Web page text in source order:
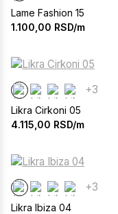
Lame Fashion 15
1.100,00 RSD/m
+3
Likra Cirkoni 05
4.115,00 RSD/m
+3
Likra Ibiza 04